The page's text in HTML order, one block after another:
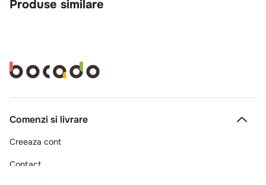
Produse similare
Comenzi si livrare
Creeaza cont
Contact